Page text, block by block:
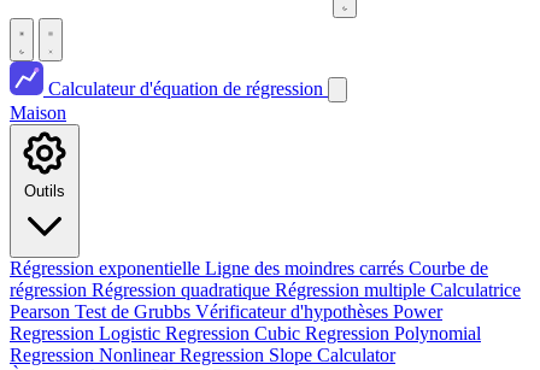
Calculateur d'équation de régression
Maison
Outils
Régression exponentielle Ligne des moindres carrés Courbe de
régression Régression quadratique Régression multiple Calculatrice
Pearson Test de Grubbs Vérificateur d'hypothèses Power
Regression Logistic Regression Cubic Regression Polynomial
Regression Nonlinear Regression Slope Calculator